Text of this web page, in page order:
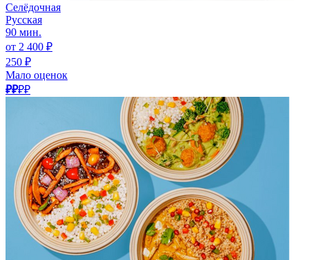
Селёдочная
Русская
90 мин.
от 2 400 ₽
250 ₽
Мало оценок
₽₽₽₽